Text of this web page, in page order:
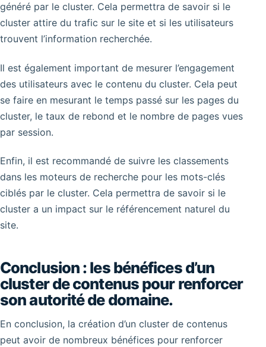
généré par le cluster. Cela permettra de savoir si le
cluster attire du trafic sur le site et si les utilisateurs
trouvent l’information recherchée.
Il est également important de mesurer l’engagement
des utilisateurs avec le contenu du cluster. Cela peut
se faire en mesurant le temps passé sur les pages du
cluster, le taux de rebond et le nombre de pages vues
par session.
Enfin, il est recommandé de suivre les classements
dans les moteurs de recherche pour les mots-clés
ciblés par le cluster. Cela permettra de savoir si le
cluster a un impact sur le référencement naturel du
site.
Conclusion : les bénéfices d’un
cluster de contenus pour renforcer
son autorité de domaine.
En conclusion, la création d’un cluster de contenus
peut avoir de nombreux bénéfices pour renforcer